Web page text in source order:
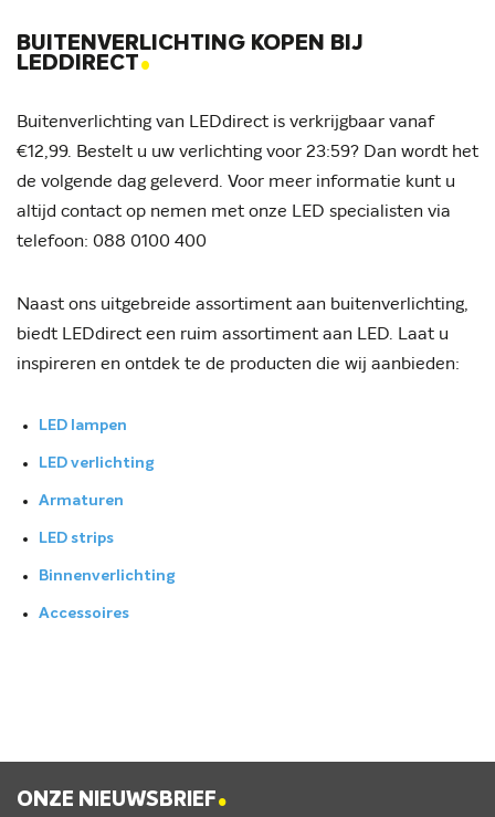
BUITENVERLICHTING KOPEN BIJ
LEDDIRECT.
Buitenverlichting van LEDdirect is verkrijgbaar vanaf
€12,99. Bestelt u uw verlichting voor 23:59? Dan wordt het
de volgende dag geleverd. Voor meer informatie kunt u
altijd contact op nemen met onze LED specialisten via
telefoon: 088 0100 400
Naast ons uitgebreide assortiment aan buitenverlichting,
biedt LEDdirect een ruim assortiment aan LED. Laat u
inspireren en ontdek te de producten die wij aanbieden:
LED lampen
LED verlichting
Armaturen
LED strips
Binnenverlichting
Accessoires
ONZE NIEUWSBRIEF.